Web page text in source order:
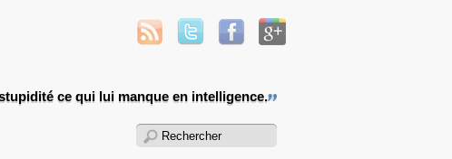
stupidité ce qui lui manque en intelligence.